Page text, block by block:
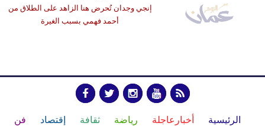
إنجي وجدان تُحرض هنا الزاهد على الطلاق من
أحمد فهمي بسبب الغيرة
الرئيسية أخبارعاجلة رياضة ثقافة إقتصاد فن